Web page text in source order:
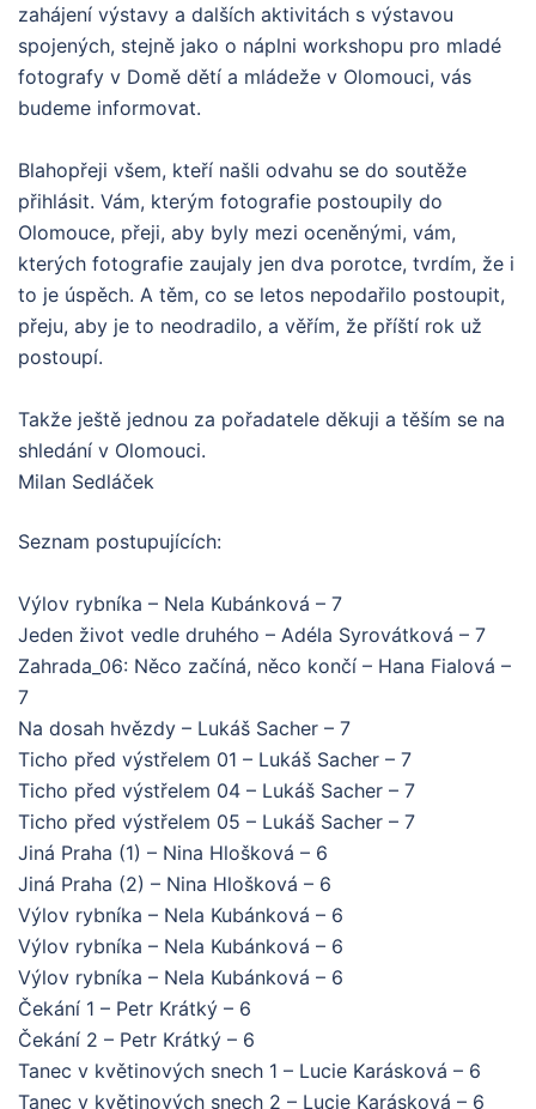
zahájení výstavy a dalších aktivitách s výstavou
spojených, stejně jako o náplni workshopu pro mladé
fotografy v Domě dětí a mládeže v Olomouci, vás
budeme informovat.
Blahopřeji všem, kteří našli odvahu se do soutěže
přihlásit. Vám, kterým fotografie postoupily do
Olomouce, přeji, aby byly mezi oceněnými, vám,
kterých fotografie zaujaly jen dva porotce, tvrdím, že i
to je úspěch. A těm, co se letos nepodařilo postoupit,
přeju, aby je to neodradilo, a věřím, že příští rok už
postoupí.
Takže ještě jednou za pořadatele děkuji a těším se na
shledání v Olomouci.
Milan Sedláček
Seznam postupujících:
Výlov rybníka – Nela Kubánková – 7
Jeden život vedle druhého – Adéla Syrovátková – 7
Zahrada_06: Něco začíná, něco končí – Hana Fialová –
7
Na dosah hvězdy – Lukáš Sacher – 7
Ticho před výstřelem 01 – Lukáš Sacher – 7
Ticho před výstřelem 04 – Lukáš Sacher – 7
Ticho před výstřelem 05 – Lukáš Sacher – 7
Jiná Praha (1) – Nina Hlošková – 6
Jiná Praha (2) – Nina Hlošková – 6
Výlov rybníka – Nela Kubánková – 6
Výlov rybníka – Nela Kubánková – 6
Výlov rybníka – Nela Kubánková – 6
Čekání 1 – Petr Krátký – 6
Čekání 2 – Petr Krátký – 6
Tanec v květinových snech 1 – Lucie Karásková – 6
Tanec v květinových snech 2 – Lucie Karásková – 6